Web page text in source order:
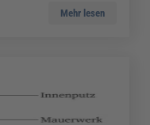
Mehr lesen